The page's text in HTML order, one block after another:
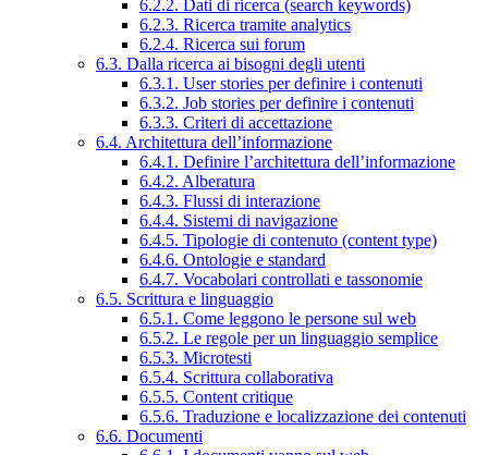
6.2.2. Dati di ricerca (search keywords)
6.2.3. Ricerca tramite analytics
6.2.4. Ricerca sui forum
6.3. Dalla ricerca ai bisogni degli utenti
6.3.1. User stories per definire i contenuti
6.3.2. Job stories per definire i contenuti
6.3.3. Criteri di accettazione
6.4. Architettura dell’informazione
6.4.1. Definire l’architettura dell’informazione
6.4.2. Alberatura
6.4.3. Flussi di interazione
6.4.4. Sistemi di navigazione
6.4.5. Tipologie di contenuto (content type)
6.4.6. Ontologie e standard
6.4.7. Vocabolari controllati e tassonomie
6.5. Scrittura e linguaggio
6.5.1. Come leggono le persone sul web
6.5.2. Le regole per un linguaggio semplice
6.5.3. Microtesti
6.5.4. Scrittura collaborativa
6.5.5. Content critique
6.5.6. Traduzione e localizzazione dei contenuti
6.6. Documenti